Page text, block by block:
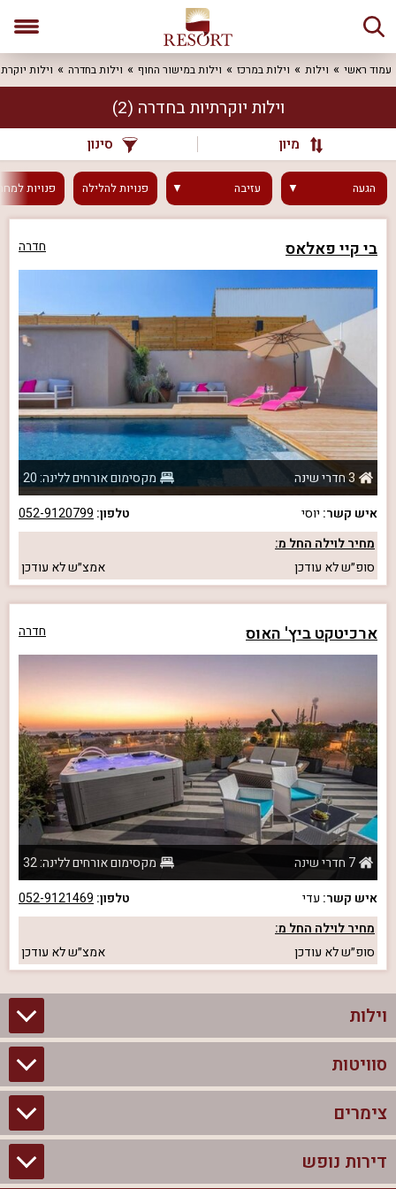
עמוד ראשי וילות וילות במרכז וילות במישור החוף וילות בחדרה וילות
וילות יוקרתיות בחדרה (2)
מיון סינון
הגעה עזיבה פנויותלהלילה פנויות
בי קיי פאלאס חדרה
3 חדרי שינה
מקסימום אורחים ללינה: 20
איש קשר: יוסי טלפון: 052-9120799
מחיר לוילה החל מ:
סופ״שלא עודכן אמצ״שלא עודכן
ארכיטקט ביץ' האוס חדרה
7 חדרי שינה
מקסימום אורחים ללינה: 32
איש קשר: עדי טלפון: 052-9121469
מחיר לוילה החל מ:
סופ״שלא עודכן אמצ״שלא עודכן
וילות
וילות בצפון
וילות להשכרה
סוויטות
סוויטות בצפון
צימרים לזוגות עם בריכה פרטית
צימרים
צימרים בצפון
דירות נופש